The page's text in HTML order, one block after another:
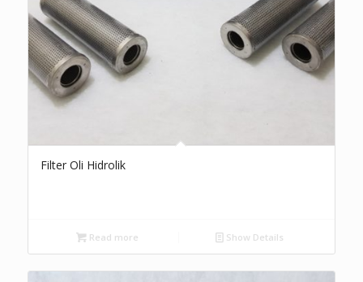
Filter Oli Hidrolik
Read more Show Details